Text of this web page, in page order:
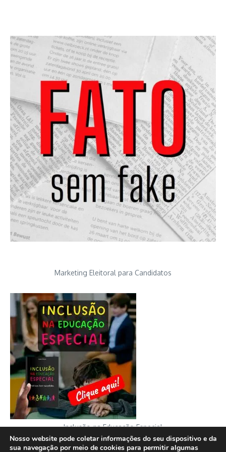
Marketing Eleitoral para Candidatos
Inclusão na Educação Especial
Nosso website pode coletar informações do seu dispositivo e da
sua navegação por meio de cookies para permitir algumas